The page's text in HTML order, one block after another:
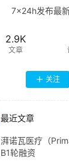
7×24h发布最
2.9K
文章
关注
最近文章
湃诺瓦医疗（
B1轮融资